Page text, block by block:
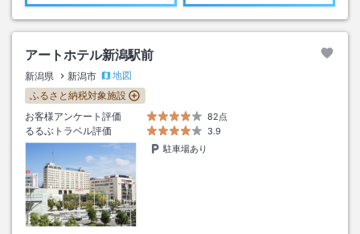
アートホテル新潟駅前
新潟県 新潟市
地図
ふるさと納税対象施設
お客様アンケート評価
82点
るるぶトラベル評価
3.9
駐車場あり